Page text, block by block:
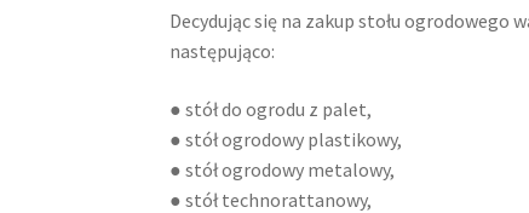
Decydując się na zakup stołu
następująco:
● stół do ogrodu z palet,
● stół ogrodowy plastikowy,
● stół ogrodowy metalowy,
● stół technorattanowy,